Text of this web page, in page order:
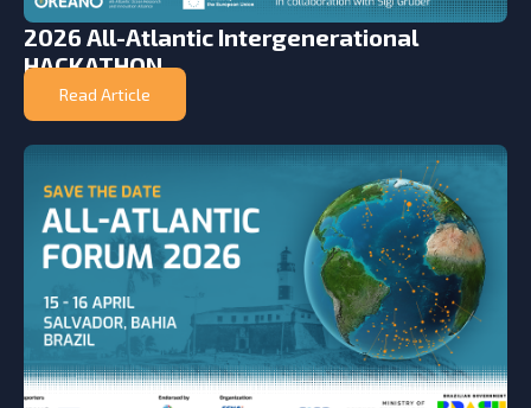
2026 All-Atlantic Intergenerational
HACKATHON
Read Article